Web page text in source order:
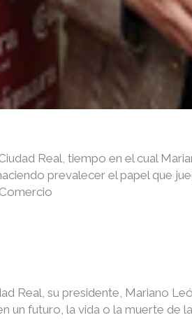
Real, tiempo en el cual
prevalecer el papel que
Real, su presidente, Mariano
un futuro, la vida o la muerte de